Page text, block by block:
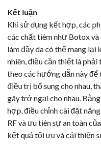
Kết luận
Khi sử dụng kết hợp, các
các chất tiêm như Botoxvà
làm đầy da có thể mang lại
nhiên, điều cần thiết là phải
theo các hướng dẫn này
điều trị bổ sung cho nhau,
gây trở ngại cho nhau.
hợp, điều chỉnh cài đặt
RF và ưu tiên sự an toàn
kết quả tối ưu và cải thiện